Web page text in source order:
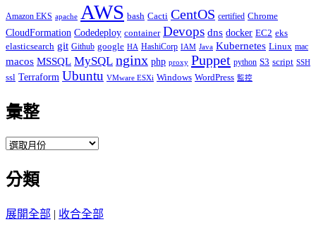
Amazon EKS apache AWS bash Cacti CentOS certified Chrome
CloudFormation Codedeploy container Devops dns docker EC2 eks
elasticsearch git Github google HA HashiCorp IAM Java Kubernetes Linux mac
macos MSSQL MySQL nginx php proxy Puppet python S3 script SSH
ssl Terraform Ubuntu VMware ESXi Windows WordPress 監控
彙整
彙
分類
展開全部 | 收合全部